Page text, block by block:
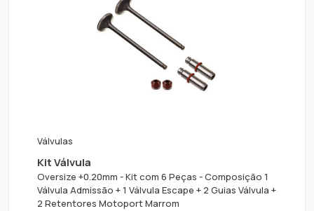
Válvulas
Kit Válvula
Oversize +0.20mm - Kit com 6 Peças - Composição 1
Válvula Admissão + 1 Válvula Escape + 2 Guias Válvula +
2 Retentores Motoport Marrom